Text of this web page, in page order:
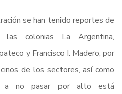
se han tenido reportes de
colonias La Argentina,
y Francisco I. Madero, por
de los sectores, así como
a no pasar por alto está